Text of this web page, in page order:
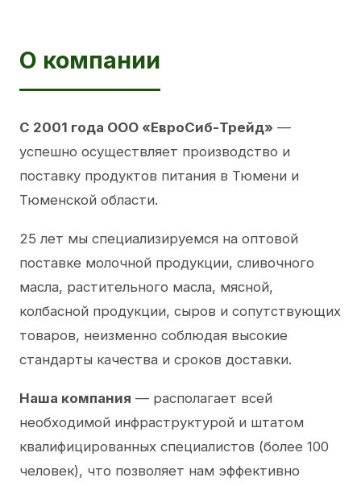
О компании
С 2001 года ООО «ЕвроСиб-Трейд» —
успешно осуществляет производство и
поставку продуктов питания в Тюмени и
Тюменской области.
25 лет мы специализируемся на оптовой
поставке молочной продукции, сливочного
масла, растительного масла, мясной,
колбасной продукции, сыров и сопутствующих
товаров, неизменно соблюдая высокие
стандарты качества и сроков доставки.
Наша компания — располагает всей
необходимой инфраструктурой и штатом
квалифицированных специалистов (более 100
человек), что позволяет нам эффективно